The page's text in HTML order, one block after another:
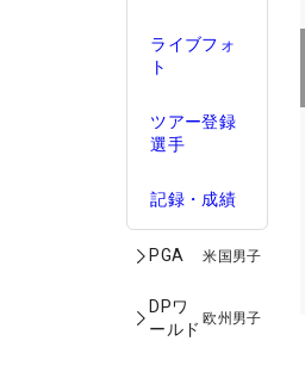
ライブフォ
ト
ツアー登録
選手
記録・成績
PGA 米国男子
DPワ
ールド
欧州男子